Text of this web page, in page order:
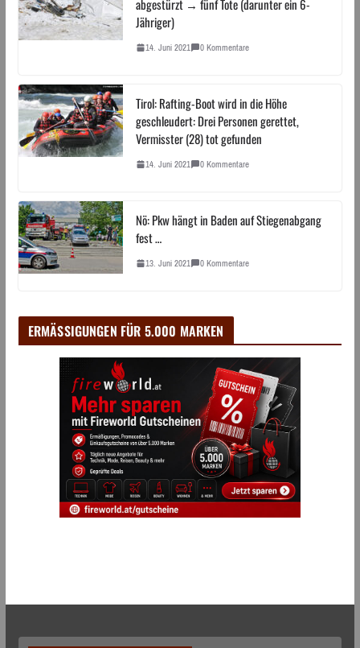
abgestürzt → fünf Tote (darunter ein 6-
Jähriger)
14. Juni 2021 0 Kommentare
Tirol: Rafting-Boot wird in die Höhe
geschleudert: Drei Personen gerettet,
Vermisster (28) tot gefunden
14. Juni 2021 0 Kommentare
Nö: Pkw hängt in Baden auf Stiegenabgang
fest …
13. Juni 2021 0 Kommentare
ERMÄSSIGUNGEN FÜR 5.000 MARKEN